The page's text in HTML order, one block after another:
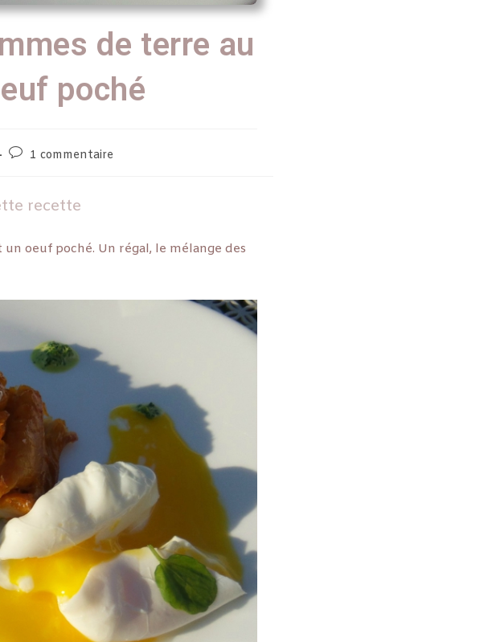
de terre au
poché
1 commentaire
recette
un oeuf poché. Un régal, le mélange des